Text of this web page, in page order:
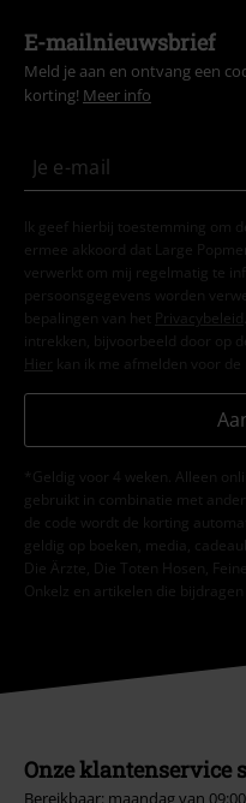
E-mailnieuwsbrief
Meld je aan en ontvang een
korting! Meer info
Ik geef hierbij toestemming om
ermee akkoord dat Large
verwerkt om mij regelmatig te
persoonsgegevens worden
bepalingen van het
Privacybeleid
intrekken, bijvoorbeeld door op
Hier kan ik me afmelden voor de
*Geldig voor 4 weken. Alleen
gebruikt in combinatie met
de code wordt de korting
geldig op boeken, media,
Die Ärzte, Die Toten Hosen,
Onkelz en artikelen die
Onze klantenservice
Bereikbaar: maandag van